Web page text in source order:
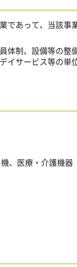
であって、当該事
体制、設備等の整
イサービス等の単
、医療・介護機器